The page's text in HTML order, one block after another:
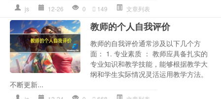
js 12-26 0 149 文章列表
教师的个人自我评价
教师的自我评价通常涉及以下几个方
面： 1. 专业素质 ： 教师应具备扎实的
专业知识和教学技能，能够根据教学大
纲和学生实际情况灵活运用教学方法。
不断更新...